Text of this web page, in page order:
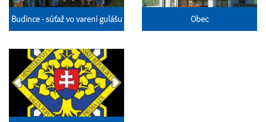
Budince - súťaž vo varení gulášu Obec